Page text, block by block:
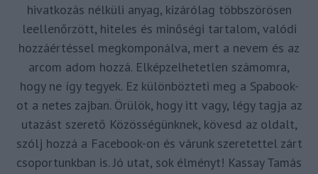
hivatkozás nélküli anyag, kizárólag többszörösen
leellenőrzött, hiteles és minőségi tartalom, valódi
hozzáértéssel megkomponálva, mert a nevem és az
arcom adom hozzá. Elképzelhetetlen számomra,
hogy ne így tegyek. Ez különbözteti meg a Spabook-
ot a netes zajban. Örülök, hogy itt vagy, légy tagja az
utazást szerető Közösségünknek, kövesd az oldalt,
szólj hozzá a Facebook-on és várunk szeretettel zárt
csoportunkban is. Jó utat, sok élményt! Kassay Tamás